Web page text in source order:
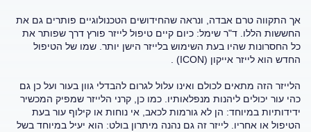
אך התקווה טרם אבדה, ונראה שהחידושים הטכנולוגיים פותרים גם את
החששות הללו. ד"ר שימל: כיום קיים טיפול לייזר פורץ דרך שפותר את
כל החסרונות שהיו בעת השימוש בלייזר הישן יותר. שמו של הטיפול
החדש הוא לייזר אייקון (ICON) .
הלייזר הזה מתאים לכולם ואינו עלול לגרום להבדלי גוון בעור ועל כן גם
כהי עור יכולים ליהנות מנפלאותיו. כמו כן, קרני הלייזר שמפיק המכשיר
ידידותיות במיוחד: הן לא גורמות לכאב, אי נוחות או קילוף עור בעת
הטיפול או אחריו. לייזר זה גם נהנה מיתרון בולט: הוא יעיל במיוחד בשל